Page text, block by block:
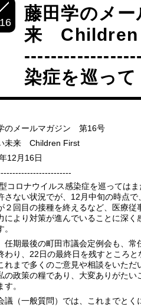
16
藤田学のメ
来 Children
染症を巡って
のメールマガジン 第16号
未来 Children First
12月16日
ロナウイルス感染症を巡ってはま
さない状況でが、12月中旬の時点で
２回目の接種を終えるなど、医療従
により対策が進んでいることに深く
任期最後の町田市議会定例会も、常
わり、22日の最終日を残すところと
れまで多くのご意見や相談をいただ
の政策の糧であり、大変ありがたい
す。
（一般質問）では、これまでとく